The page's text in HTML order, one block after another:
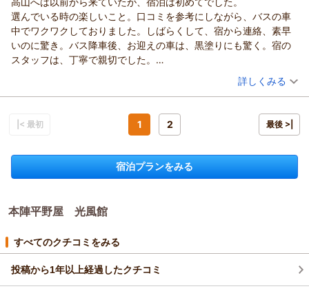
だけたとのこと、何よりでございます。「リピート確定」との
お言葉、そして「また必ず行きます」とのお気持ちをいただ
き、大変ありがたく思っております。
寒さが増す季節となってまいりましたので、どうぞお身体に気
をつけてお過ごしください。
お客様係 板矢
本陣平野屋 光風館からの返信
このたびはお越しいただきありがとうございました。
お料理や立地について嬉しいお言葉もいただき、とても嬉しく
思っております。
館内の雰囲気やお部屋の装備品についてのご意見も、率直にお
聞かせくださりありがとうございます。私どもの宿は、気取ら
ず心地よくお過ごしいただけることや、食事や立地、スタッフ
はより居心地の良さやまとまりを感じていただけるよう、備品
や空間づくりについても少しずつ見直しや工夫を重ねてまいり
これからも安心安全にお過ごしいただける宿であり続けられる
ますので、どうぞあたたかくしてお過ごしください。
選んでいる時の楽しいこと。口コミを参考にしながら、バスの車
中でワクワクしておりました。しばらくして、宿から連絡、素早
いのに驚き。バス降車後、お迎えの車は、黒塗りにも驚く。宿の
スタッフは、丁寧で親切でした。
部屋に案内される前に、ひと息できるようにお茶と和菓子のサー
ビスもあり、夕食前に先に、飲み物の注文はお待たせしないよう
嬉しいサービス。合理的なシステム。館内の説明は車中の運転手
より聞き、案内係りからも聞き、期待倍増でした。まあ、宿泊に
た。本当にありがとうございました。
（投稿日：2025/09/13）
宿泊時期： 2025年09月宿泊 (一人旅)
宿泊プラン：
【大人の一人旅】飛騨牛付会席料理×飛騨高山温泉☆自分にご
朝/個室利用 夕/個室利用
本陣平野屋 光風館からの返信
た。
た。高山には以前よりお越しいただいていたとのこと、そんな
中で初めてのご宿泊先に私どもの宿をお選びいただけましたこ
と、まずもって感謝いたします。お迎えの車中でワクワクされ
ていたご様子もスタッフから聞き、とても嬉しく思っておりま
詳しくみる
|< 最初 1 2 最後 >|
宿泊プランをみる
本陣平野屋 光風館
すべてのクチコミをみる
投稿から1年以上経過したクチコミ